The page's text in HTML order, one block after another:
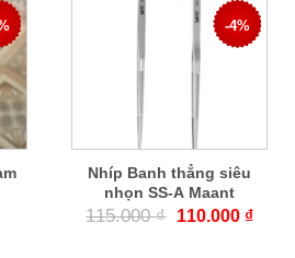
-4%
Nhíp Banh thẳng siêu
nhọn SS-A Maant
115.000₫ 110.000 ₫